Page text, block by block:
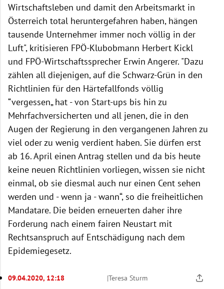
Wirtschaftsleben und damit den Arbeitsmarkt in
Österreich total heruntergefahren haben, hängen
tausende Unternehmer immer noch völlig in der
Luft", kritisieren FPÖ-Klubobmann Herbert Kickl
und FPÖ-Wirtschaftssprecher Erwin Angerer. "Dazu
zählen all diejenigen, auf die Schwarz-Grün in den
Richtlinien für den Härtefallfonds völlig
“vergessen„ hat - von Start-ups bis hin zu
Mehrfachversicherten und all jenen, die in den
Augen der Regierung in den vergangenen Jahren zu
viel oder zu wenig verdient haben. Sie dürfen erst
ab 16. April einen Antrag stellen und da bis heute
keine neuen Richtlinien vorliegen, wissen sie nicht
einmal, ob sie diesmal auch nur einen Cent sehen
werden und - wenn ja - wann“, so die freiheitlichen
Mandatare. Die beiden erneuerten daher ihre
Forderung nach einem fairen Neustart mit
Rechtsanspruch auf Entschädigung nach dem
Epidemiegesetz.
09.04.2020, 12:18 |Teresa Sturm